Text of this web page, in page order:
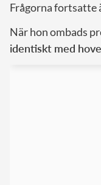
Frågorna fortsatte
När hon ombads
identiskt med